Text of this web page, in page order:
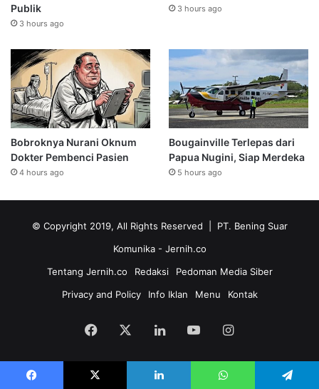
Publik
3 hours ago
3 hours ago
Bobroknya Nurani Oknum
Dokter Pembenci Pasien
4 hours ago
Bougainville Terlepas dari
Papua Nugini, Siap Merdeka
5 hours ago
© Copyright 2019, All Rights Reserved | PT. Bening Suar
Komunika - Jernih.co
Tentang Jernih.co
Redaksi
Pedoman Media Siber
Privacy and Policy
Info Iklan Menu Kontak
Facebook LinkedInYouTubeInstagram